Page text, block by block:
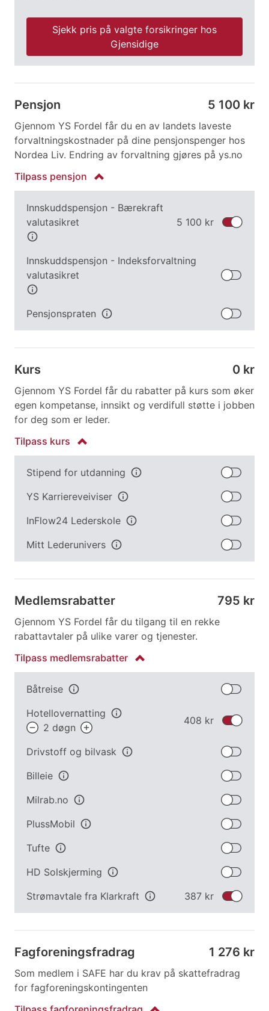
Sjekk pris på valgte forsikringer hos
Gjensidige
Pensjon 5 100 kr
Gjennom YS Fordel får du en av landets laveste
forvaltningskostnader på dine pensjonspenger hos
Nordea Liv. Endring av forvaltning gjøres på ys.no
Tilpass pensjon
Innskudds­pensjon - Bærekraft
valutasikret
info
5 100 kr
Innskudds­pensjon - Indeks­forvaltning
valutasikret
info
Pensjonspraten info
Kurs 0 kr
Gjennom YS Fordel får du rabatter på kurs som øker
egen kompetanse, innsikt og verdifull støtte i jobben
for deg som er leder.
Tilpass kurs
Stipend for utdanning info
YS Karriereveiviser info
InFlow24 Lederskole info
Mitt Lederunivers info
Medlemsrabatter 795 kr
Gjennom YS Fordel får du tilgang til en rekke
rabattavtaler på ulike varer og tjenester.
Tilpass medlemsrabatter
Båtreise info
Hotellovernatting info
2 døgn
408 kr
Drivstoff og bilvask info
Billeie info
Milrab.no info
PlussMobil info
Tufte info
HD Solskjerming info
Strømavtale fra Klarkraft info 387 kr
Fagforeningsfradrag 1 276 kr
Som medlem i SAFE har du krav på skattefradrag
for fagforeningskontingenten